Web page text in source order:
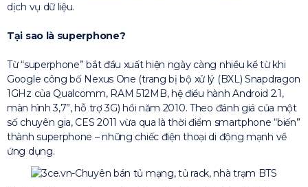
dịch vụ dữ liệu.
Tại sao là superphone?
Từ “superphone” bắt đầu xuất hiện ngày càng nhiều kể từ khi
Google công bố Nexus One (trang bị bộ xử lý (BXL) Snapdragon
1GHz của Qualcomm, RAM 512MB, hệ điều hành Android 2.1,
màn hình 3,7”, hỗ trợ 3G) hồi năm 2010. Theo đánh giá của một
số chuyên gia, CES 2011 vừa qua là thời điểm smartphone “biến”
thành superphone – những chiếc điện thoại di động mạnh về
ứng dụng.